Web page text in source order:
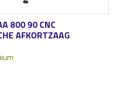
800 90 CNC
AFKORTZAAG